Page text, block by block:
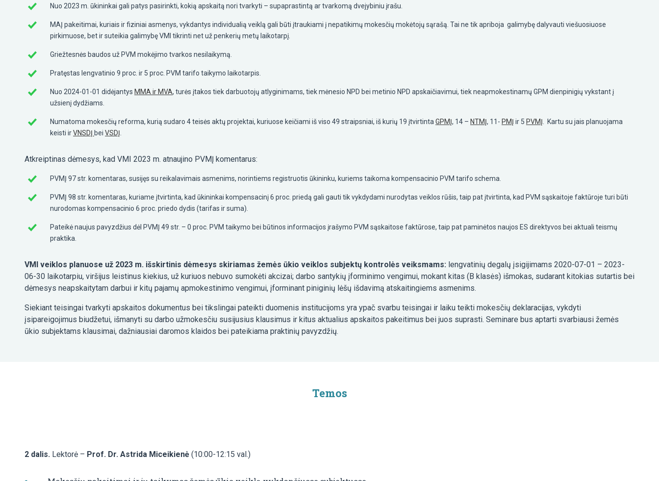
Nuo 2023 m. ūkininkai gali patys pasirinkti, kokią apskaitą nori tvarkyti – supaprastintą ar tvarkomą dvejybiniu įrašu.
MAĮ pakeitimai, kuriais ir fiziniai asmenys, vykdantys individualią veiklą gali būti įtraukiami į nepatikimų mokesčių mokėtojų sąrašą. Tai ne tik apriboja galimybę dalyvauti viešuosiuose
pirkimuose, bet ir suteikia galimybę VMI tikrinti net už penkerių metų laikotarpį.
Griežtesnės baudos už PVM mokėjimo tvarkos nesilaikymą.
Pratęstas lengvatinio 9 proc. ir 5 proc. PVM tarifo taikymo laikotarpis.
Nuo 2024-01-01 didėjantys MMA ir MVA, turės įtakos tiek darbuotojų atlyginimams, tiek mėnesio NPD bei metinio NPD apskaičiavimui, tiek neapmokestinamų GPM dienpinigių vykstant į
užsienį dydžiams.
Numatoma mokesčių reforma, kurią sudaro 4 teisės aktų projektai, kuriuose keičiami iš viso 49 straipsniai, iš kurių 19 įtvirtinta GPMĮ, 14 – NTMĮ, 11- PMĮ ir 5 PVMĮ . Kartu su jais planuojama
keisti irVNSDĮ bei VSDĮ
Atkreiptinas dėmesys, kad VMI 2023 m. atnaujino PVMĮ komentarus:
PVMĮ 97 str. komentaras, susijęs su reikalavimais asmenims, norintiems registruotis ūkininku, kuriems taikoma kompensacinio PVM tarifo schema.
PVMĮ 98 str. komentaras, kuriame įtvirtinta, kad ūkininkai kompensacinį 6 proc. priedą gali gauti tik vykdydami nurodytas veiklos rūšis, taip pat įtvirtinta, kad PVM sąskaitoje faktūroje turi būti
nurodomas kompensacinio 6 proc. priedo dydis (tarifas ir suma).
Pateikė naujus pavyzdžius dėl PVMĮ 49 str. – 0 proc. PVM taikymo bei būtinos informacijos įrašymo PVM sąskaitose faktūrose, taip pat paminėtos naujos ES direktyvos bei aktuali teismų
praktika.
VMI veiklos planuose už 2023 m. išskirtinis dėmesys skiriamas žemės ūkio veiklos subjektų kontrolės veiksmams: lengvatinių degalų įsigijimams 2020-07-01 – 2023-
06-30 laikotarpiu, viršijus leistinus kiekius, už kuriuos nebuvo sumokėti akcizai; darbo santykių įforminimo vengimui, mokant kitas (B klasės) išmokas, sudarant kitokias sutartis bei
dėmesys neapskaitytam darbui ir kitų pajamų apmokestinimo vengimui, įforminant piniginių lėšų išdavimą atskaitingiems asmenims.
Siekiant teisingai tvarkyti apskaitos dokumentus bei tikslingai pateikti duomenis institucijoms yra ypač svarbu teisingai ir laiku teikti mokesčių deklaracijas, vykdyti
įsipareigojimus biudžetui, išmanyti su darbo užmokesčiu susijusius klausimus ir kitus aktualius apskaitos pakeitimus bei juos suprasti. Seminare bus aptarti svarbiausi žemės
ūkio subjektams klausimai, dažniausiai daromos klaidos bei pateikiama praktinių pavyzdžių.
Temos
2 dalis. Lektorė – Prof. Dr. Astrida Miceikienė (10:00-12:15 val.)